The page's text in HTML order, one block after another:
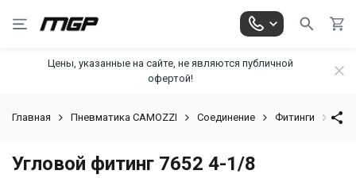
Цены, указанные на сайте, не являются публичной
офертой!
Главная Пневматика CAMOZZI Соединение Фитинги
Угловой фитинг 7652 4-1/8